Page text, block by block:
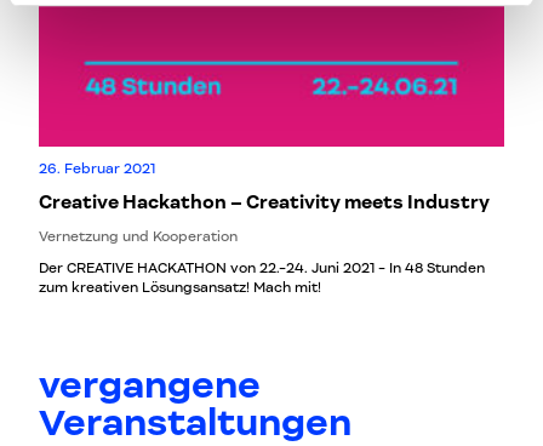
26. Februar 2021
Creative Hackathon – Creativity meets Industry
Vernetzung und Kooperation
Der CREATIVE HACKATHON von 22.-24. Juni 2021 - In 48 Stunden
zum kreativen Lösungsansatz! Mach mit!
vergangene
Veranstaltungen